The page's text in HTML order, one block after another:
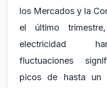
los Mercados y la
el último
electricidad
fluctuaciones
picos de hasta